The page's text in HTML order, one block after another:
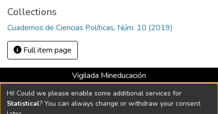
Collections
Cuadernos de Ciencias Políticas, Núm. 10 (2019)
Full item page
Vigilada Mineducación
Universidad con Acreditación Institucional hasta 2026 -
Resolución MEN 2158 de 2018
Hi! Could we please enable some additional services for
Statistical? You can always change or withdraw your consent